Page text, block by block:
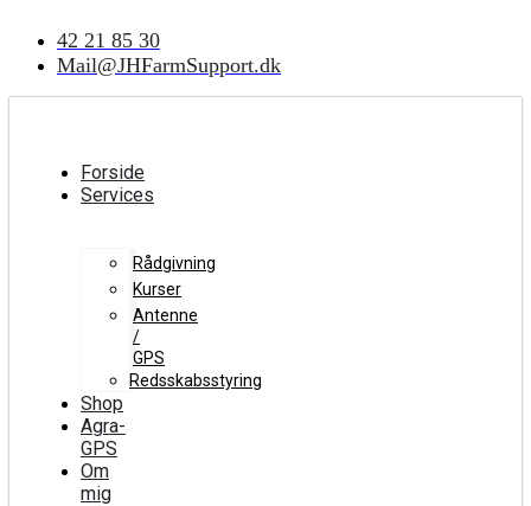
indhold
42 21 85 30
Mail@JHFarmSupport.dk
Forside
Services
Rådgivning
Kurser
Antenne
/
GPS
Redsskabsstyring
Shop
Agra-
GPS
Om
mig